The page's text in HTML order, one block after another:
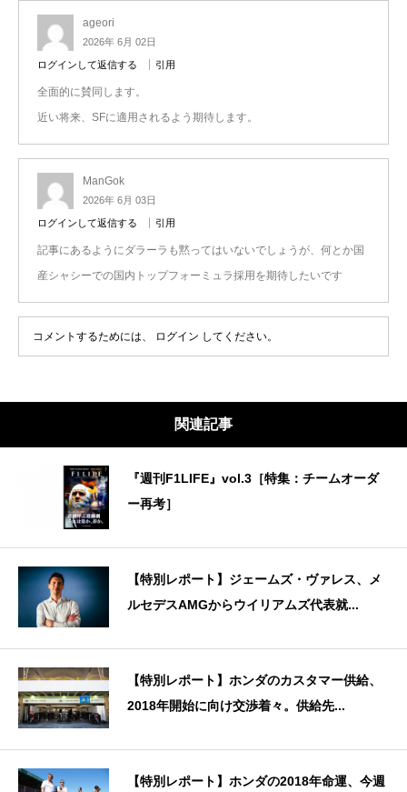
ageori
2026年 6月 02日
ログインして返信する 引用
全面的に賛同します。
近い将来、SFに適用されるよう期待します。
ManGok
2026年 6月 03日
ログインして返信する 引用
記事にあるようにダラーラも黙ってはいないでしょうが、何とか国
産シャシーでの国内トップフォーミュラ採用を期待したいです
コメントするためには、 ログイン してください。
関連記事
『週刊F1LIFE』vol.3［特集：チームオーダ
ー再考］
【特別レポート】ジェームズ・ヴァレス、メ
ルセデスAMGからウイリアムズ代表就...
【特別レポート】ホンダのカスタマー供給、
2018年開始に向け交渉着々。供給先...
【特別レポート】ホンダの2018年命運、今週